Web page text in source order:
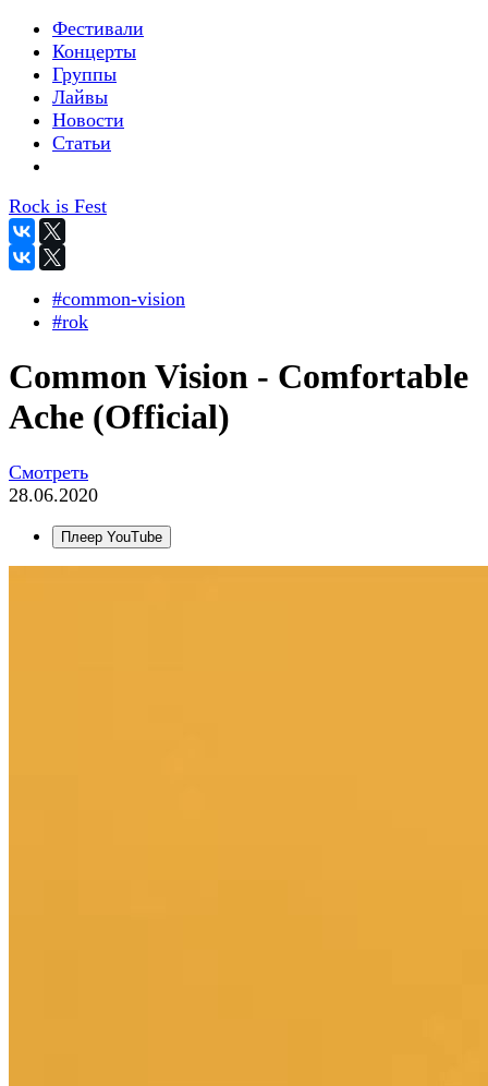
Фестивали
Концерты
Группы
Лайвы
Новости
Статьи
Rock is Fest
#common-vision
#rok
Common Vision - Comfortable
Ache (Official)
Смотреть
28.06.2020
Плеер YouTube